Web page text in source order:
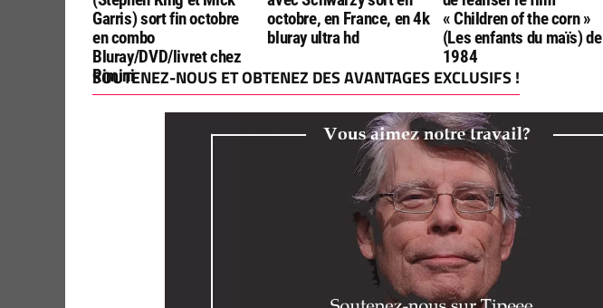
Garris) sort fin octobre
en combo
Bluray/DVD/livret chez
Rimini
octobre, en France, en 4k
bluray ultra hd
« Children of the corn »
(Les enfants du maïs) de
1984
SOUTENEZ-NOUS ET OBTENEZ DES AVANTAGES EXCLUSIFS !